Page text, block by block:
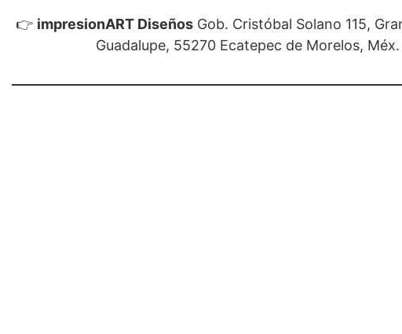
👉 impresionART DiseñosGob. Cristóbal Solano 115,
Guadalupe, 55270 Ecatepec de Morelos, Méx.